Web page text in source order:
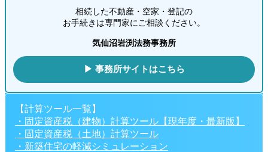
相続した不動産・空家・登記の
お手続きは専門家にご相談ください。
気仙沼岩渕法務事務所
▶ 事務所サイトはこちら
【計算ツール一覧】
・固定資産税（建物）計算ツール【現年度・最新版】
・固定資産税（土地）計算ツール
・新築住宅の軽減シミュレーション